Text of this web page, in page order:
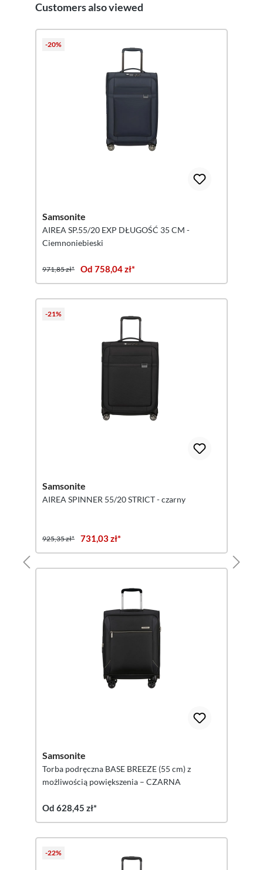
Pomiń galerię produktów
Customers also viewed
-20%
Samsonite
AIREA SP.55/20 EXP DŁUGOŚĆ 35 CM -
Ciemnoniebieski
971,85 zł* Od 758,04 zł*
-21%
Samsonite
AIREA SPINNER 55/20 STRICT - czarny
925,35 zł* 731,03 zł*
Samsonite
Torba podręczna BASE BREEZE (55 cm) z
możliwością powiększenia – CZARNA
Od 628,45 zł*
-22%